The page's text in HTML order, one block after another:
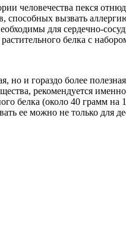
человечества пекся
вызвать
для сердечно-
белка с
но и гораздо более
рекомендуется
белка (около 40 грамм
ее можно не только для